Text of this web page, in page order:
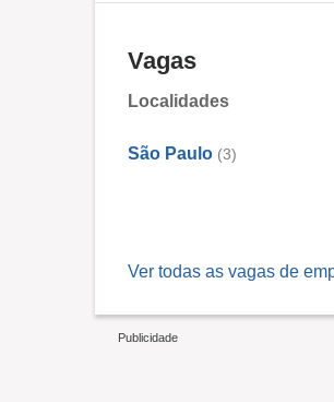
Vagas
Localidades
São Paulo (3)
Ver todas as vagas de